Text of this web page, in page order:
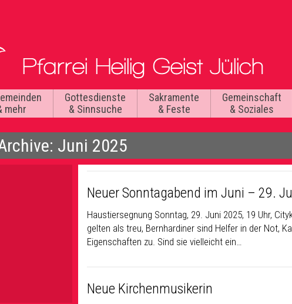
mehr
Gottesdienste
& Sinnsuche
Sakramente
& Feste
Gemeinschaft
& Soziales
Juni 2025
Neuer Sonntagabend im Juni – 29.
Haustiersegnung Sonntag, 29. Juni 2025, 19 Uhr,
gelten als treu, Bernhardiner sind Helfer in der Not,
Eigenschaften zu. Sind sie vielleicht ein…
Neue Kirchenmusikerin